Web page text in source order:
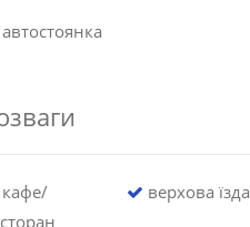
верхова їзда